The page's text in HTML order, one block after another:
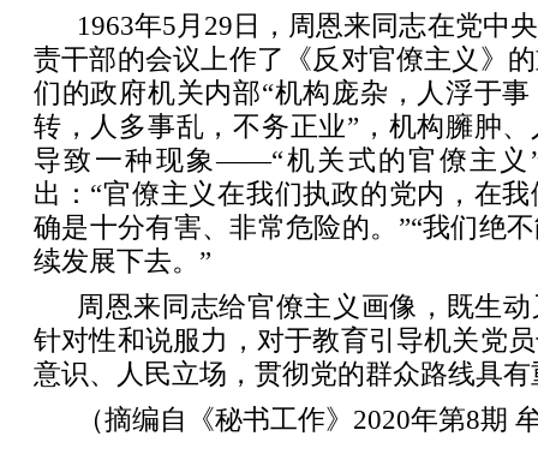
1963年5月29日，周恩来同志在党中
责干部的会议上作了《反对官僚主义》
们的政府机关内部“机构庞杂，人浮于
转，人多事乱，不务正业”，机构臃肿
导致一种现象——“机关式的官僚主义
出：“官僚主义在我们执政的党内，在
确是十分有害、非常危险的。”“我们绝
续发展下去。”
周恩来同志给官僚主义画像，既生
针对性和说服力，对于教育引导机关党
意识、人民立场，贯彻党的群众路线具
（摘编自《秘书工作》2020年第8期